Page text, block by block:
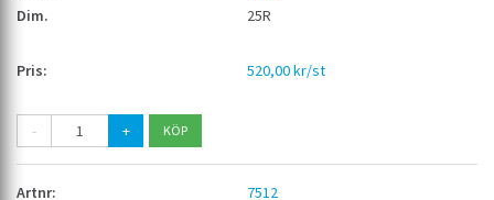
25R
520,00 kr/st
- +
7512